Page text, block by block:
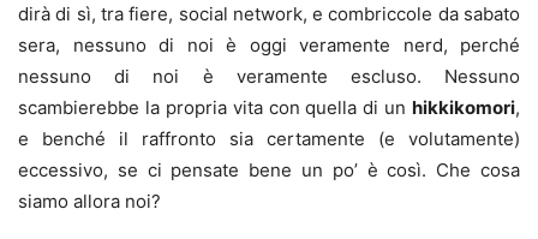
dirà di sì, tra fiere, social network, e combriccole da sabato
sera, nessuno di noi è oggi veramente nerd, perché
nessuno di noi è veramente escluso. Nessuno
scambierebbe la propria vita con quella di un hikkikomori,
e benché il raffronto sia certamente (e volutamente)
eccessivo, se ci pensate bene un po’ è così. Che cosa
siamo allora noi?